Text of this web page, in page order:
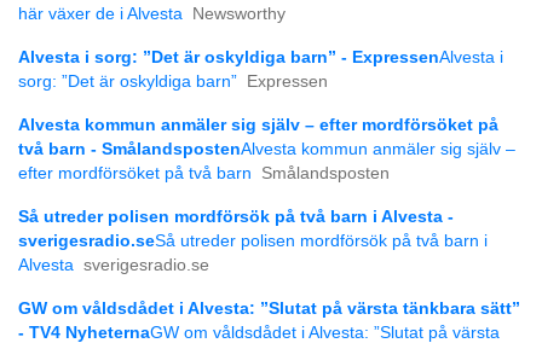
här växer de i Alvesta
Newsworthy
Alvesta i sorg: ”Det är oskyldiga barn” - ExpressenAlvesta i
sorg: ”Det är oskyldiga barn”
Expressen
Alvesta kommun anmäler sig själv – efter mordförsöket på
två barn - SmålandspostenAlvesta kommun anmäler sig själv –
efter mordförsöket på två barn
Smålandsposten
Så utreder polisen mordförsök på två barn i Alvesta -
sverigesradio.seSå utreder polisen mordförsök på två barn i
Alvesta sverigesradio.se
GW om våldsdådet i Alvesta: ”Slutat på värsta tänkbara sätt”
- TV4 NyheternaGW om våldsdådet i Alvesta: ”Slutat på värsta